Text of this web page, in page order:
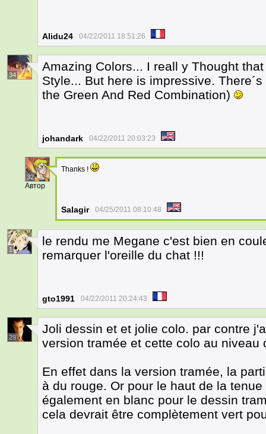
Alidu24 04/22/2011 18:51:26
34
Amazing Colors... I reall y Thought
Style... But here is impressive.
the Green And Red Combination)
johandark 04/22/2011 20:03:23
32
Автор
Thanks !
Salagir 04/25/2011 08:10:48
1
le rendu me Megane c'est bien en
remarquer l'oreille du chat !!!
gto1991 04/22/2011 20:24:43
29
Joli dessin et et jolie colo. par contre
version tramée et cette colo au niveau
En effet dans la version tramée, la
à du rouge. Or pour le haut de la
également en blanc pour le dessin
cela devrait être complètement vert